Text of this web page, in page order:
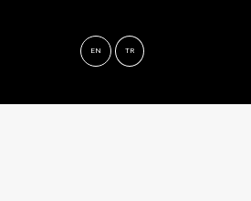
EN TR